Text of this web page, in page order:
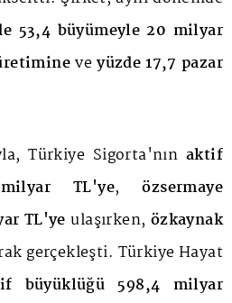
53,4 büyümeyle 20 milyar
veyüzde 17,7 pazar
Türkiye Sigorta'nın aktif
TL'ye,özsermaye
TL'ye ulaşırken, özkaynak
gerçekleşti. Türkiye Hayat
büyüklüğü 598,4 milyar